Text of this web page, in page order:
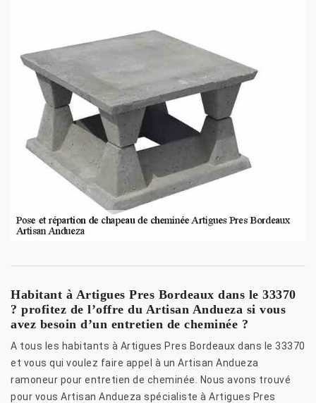
Habitant à Artigues Pres Bordeaux dans le 33370
? profitez de l’offre du Artisan Andueza si vous
avez besoin d’un entretien de cheminée ?
A tous les habitants à Artigues Pres Bordeaux dans le 33370
et vous qui voulez faire appel à un Artisan Andueza
ramoneur pour entretien de cheminée. Nous avons trouvé
pour vous Artisan Andueza spécialiste à Artigues Pres